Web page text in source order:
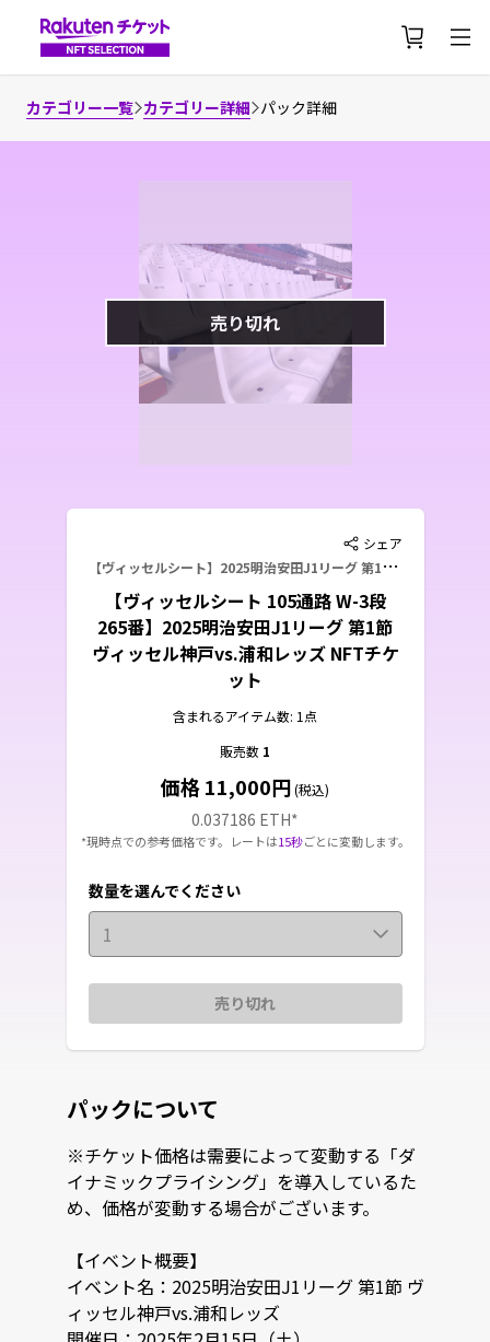
カテゴリー一覧 カテゴリー詳細 パック詳細
売り切れ
シェア
【
ヴィッセルシート】2025明治安田J1リーグ 第1節 ヴィッセル神戸vs.浦和レッズ
【ヴィッセルシート 105通路 W-3段
265番】2025明治安田J1リーグ 第1節
ヴィッセル神戸vs.浦和レッズ NFTチケ
ット
含まれるアイテム数: 1点
販売数 1
価格 11,000円(税込)
0.037186 ETH*
*現時点での参考価格です。レートは15秒ごとに変動します。
数量を選んでください
1
売り切れ
パックについて
※チケット価格は需要によって変動する「ダ
イナミックプライシング」を導入しているた
め、価格が変動する場合がございます。
【イベント概要】
イベント名：2025明治安田J1リーグ 第1節 ヴ
ィッセル神戸vs.浦和レッズ